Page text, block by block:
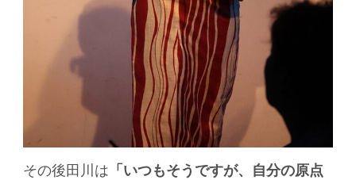
その後田川は 「いつもそうですが、自分の原点